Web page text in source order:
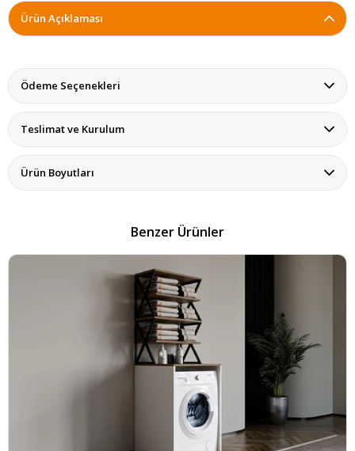
Ürün Açıklaması
Ödeme Seçenekleri
Teslimat ve Kurulum
Ürün Boyutları
Benzer Ürünler